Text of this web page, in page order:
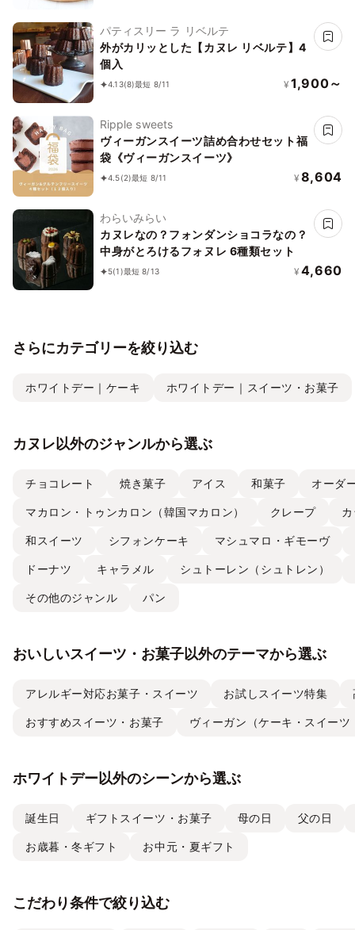
パティスリー ラ リベルテ
外がカリッとした【カヌレ リベルテ】4
個入
4.13(8)最短 8/11 ¥ 1,900～
Ripple sweets
ヴィーガンスイーツ詰め合わせセット福
袋《ヴィーガンスイーツ》
4.5(2)最短 8/11 ¥ 8,604
わらいみらい
カヌレなの？フォンダンショコラなの？
中身がとろけるフォヌレ 6種類セット
5(1)最短 8/13 ¥ 4,660
さらにカテゴリーを絞り込む
ホワイトデー｜ケーキ ホワイトデー｜スイーツ・お菓子
カヌレ以外のジャンルから選ぶ
チョコレート 焼き菓子 アイス 和菓子 オーダ
マカロン・トゥンカロン（韓国マカロン） クレープ
和スイーツ シフォンケーキ マシュマロ・ギモーヴ
ドーナツ キャラメル シュトーレン（シュトレン）
その他のジャンル パン
おいしいスイーツ・お菓子以外のテーマから選ぶ
アレルギー対応お菓子・スイーツ お試しスイーツ特集
おすすめスイーツ・お菓子 ヴィーガン（ケーキ・スイーツ
ホワイトデー以外のシーンから選ぶ
誕生日 ギフトスイーツ・お菓子 母の日 父の日
お歳暮・冬ギフト お中元・夏ギフト
こだわり条件で絞り込む